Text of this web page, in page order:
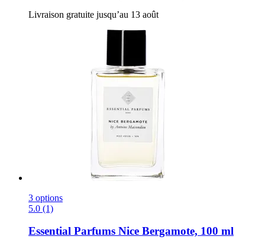
Livraison gratuite jusqu’au 13 août
3 options
5.0 (1)
Essential Parfums Nice Bergamote, 100 ml